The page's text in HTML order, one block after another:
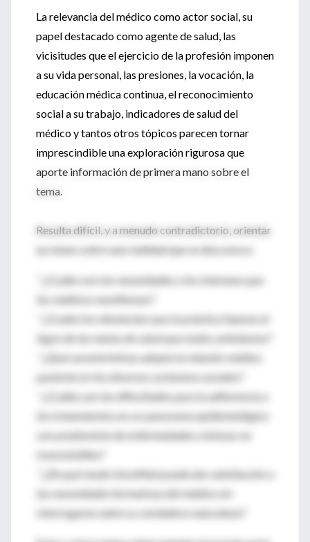
La relevancia del médico como actor social, su
papel destacado como agente de salud, las
vicisitudes que el ejercicio de la profesión imponen
a su vida personal, las presiones, la vocación, la
educación médica continua, el reconocimiento
social a su trabajo, indicadores de salud del
médico y tantos otros tópicos parecen tornar
imprescindible una exploración rigurosa que
aporte información de primera mano sobre el
tema.
Resulta difícil, y a menudo contradictorio, orientar
acciones sobre una realidad que se desconoce.
* ¿Cuáles son las necesidades y los intereses que
los médicos manifiestan?
* ¿Cuales los obstáculos que la práctica impone al
logro de las metas de salud que todos anhelamos?
* ¿Qué características adopta la relación médico
paciente en los diversos contextos sociales?
* ¿Cuáles son las dificultades para la adherencia a
los tratamientos en un panorama epidemiológico
con predominio de enfermedades crónicas no
transmisibles?
* ¿De qué modo IntraMed puede dar satisfacción a
las necesidades formativas del médico sin
interrogarse sobre su verdadera naturaleza?